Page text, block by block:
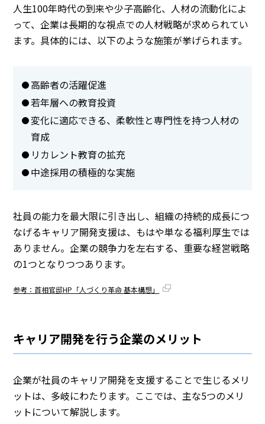
人生100年時代の到来や少子高齢化、人材の流動化によ
って、企業は長期的な視点での人材戦略が求められてい
ます。具体的には、以下のような施策が挙げられます。
高齢者の活躍促進
若年層への教育投資
変化に適応できる、柔軟性と専門性を持つ人材の
育成
リカレント教育の拡充
中途採用の積極的な実施
社員の能力を最大限に引き出し、組織の持続的成長につ
なげるキャリア開発支援は、もはや単なる福利厚生では
ありません。企業の競争力を左右する、重要な経営戦略
の1つとなりつつあります。
参考：首相官邸HP「人づくり革命 基本構想」
キャリア開発を行う企業のメリット
企業が社員のキャリア開発を支援することで生じるメリ
ットは、多岐にわたります。ここでは、主な5つのメリ
ットについて解説します。